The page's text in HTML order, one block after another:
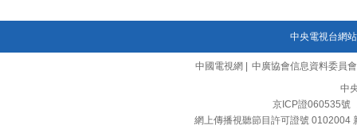
中央電視台網站
中國電視網
中廣協會信息資料委員會
中
京ICP證060535號
網上傳播視聽節目許可證號 0102004